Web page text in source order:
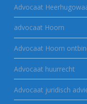
Advocaat
advocaat Hoorn
Advocaat Hoorn
Advocaat huurrecht
Advocaat juridisch